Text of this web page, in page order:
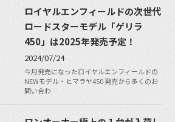
ロイヤルエンフィールドの次世代
ロードスターモデル「ゲリラ
450」は2025年発売予定！
2024/07/24
今月発売になったロイヤルエンフィールドの
NEWモデル・ヒマラヤ450 発売から多くのお
問い合わ…